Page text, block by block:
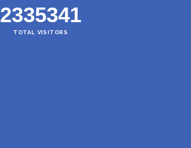
2335341
TOTAL VISITORS